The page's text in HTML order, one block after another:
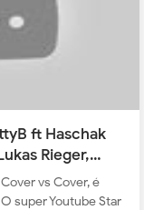
ft Haschak
Rieger,
Singh (Lips Are
vs Cover, é
super Youtube Star